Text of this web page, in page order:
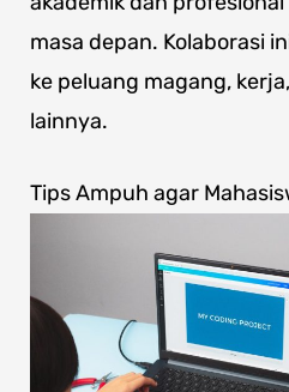
masa depan. Kolaborasi
ke peluang magang,
lainnya.
Tips Ampuh agar